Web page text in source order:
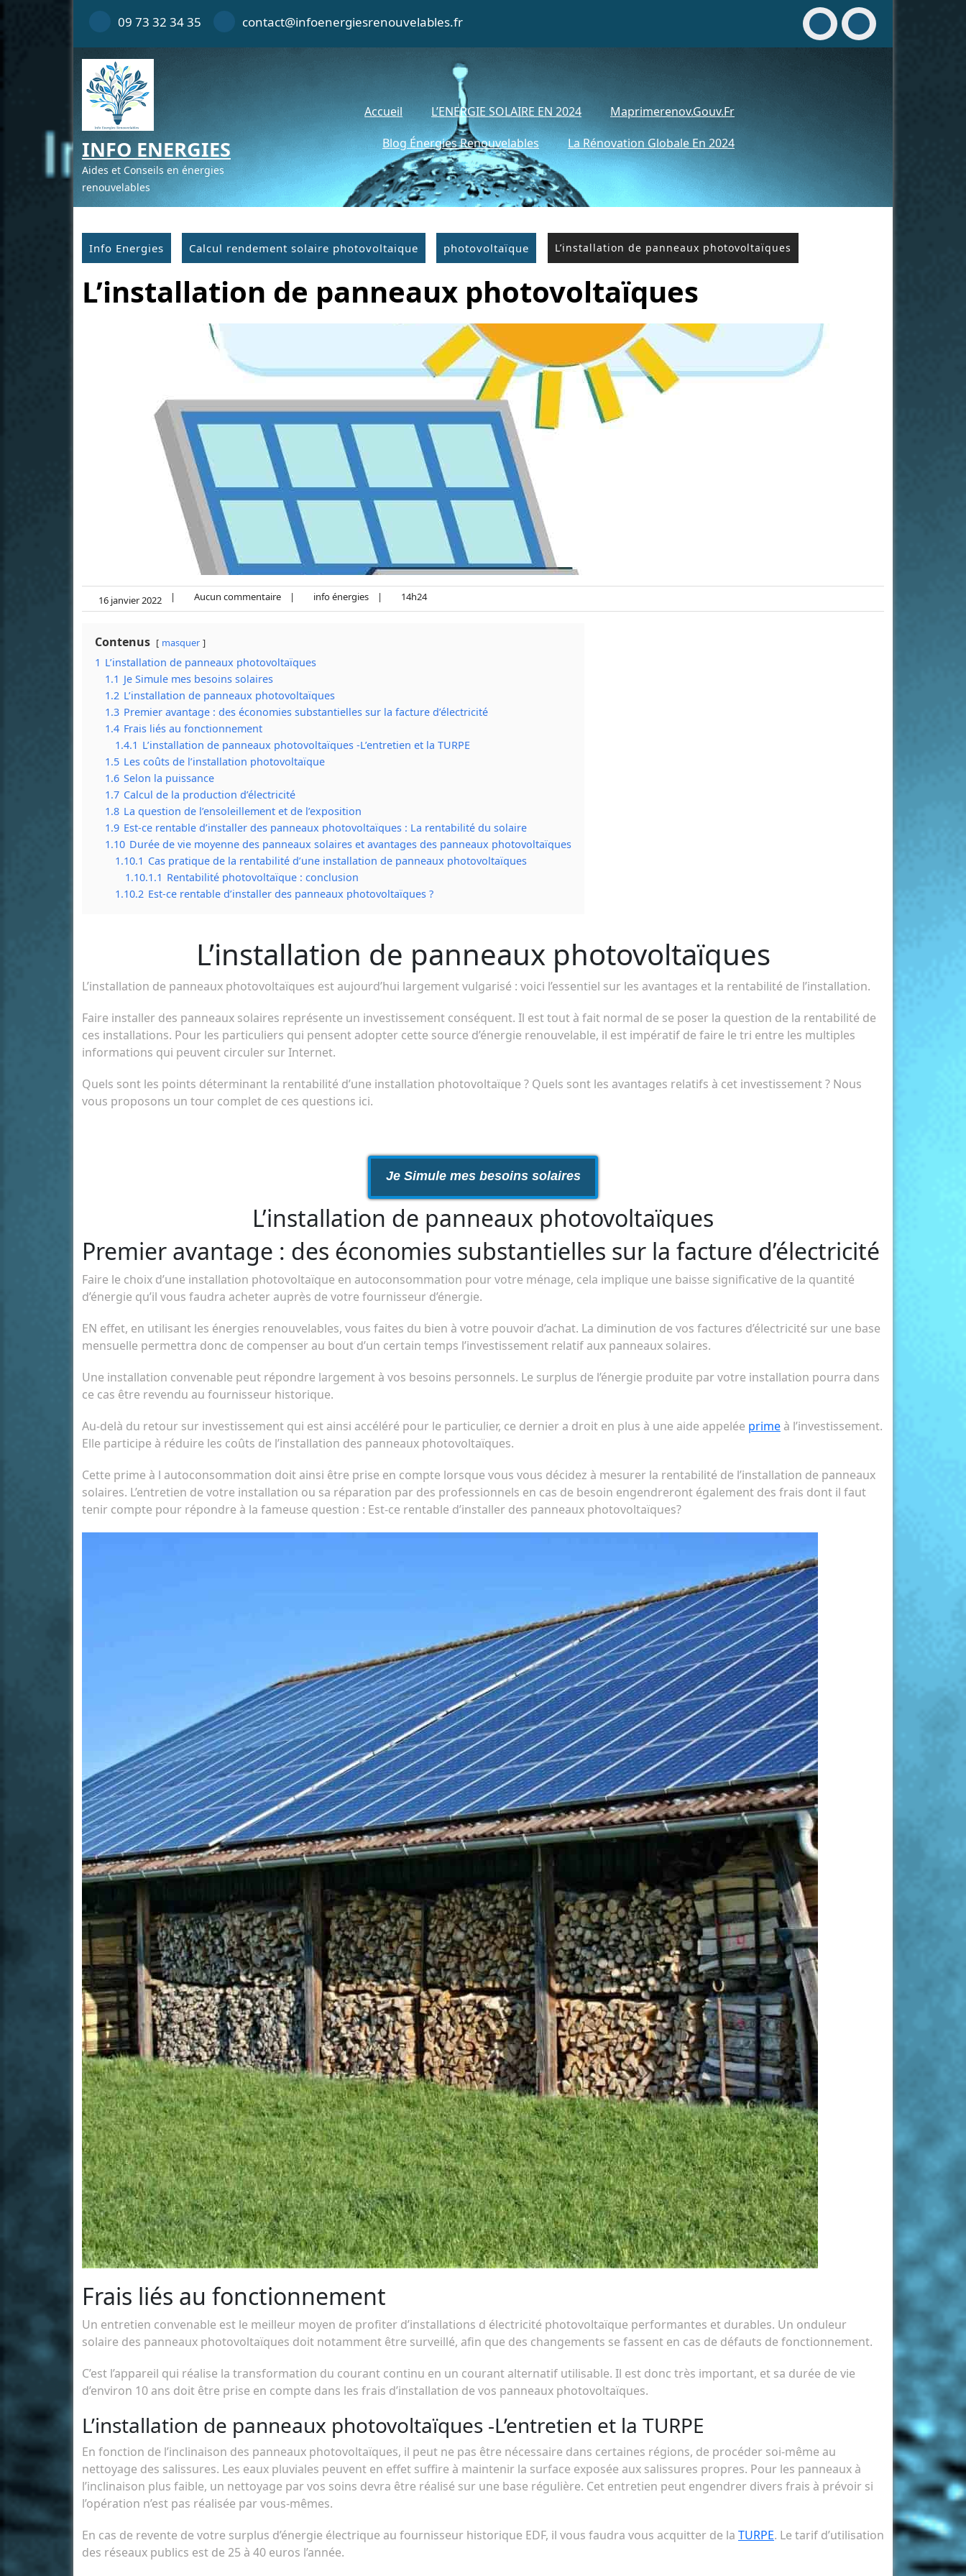
09 73 32 34 35 contact@infoenergiesrenouvelables.fr
INFO ENERGIES
Aides et Conseils en énergies
renouvelables
Accueil L’ENERGIE SOLAIRE EN 2024
Maprimerenov.gouv.fr
Blog Énergies Renouvelables
La Rénovation Globale En 2024
Info Energies Calcul rendement solaire photovoltaique photovoltaïque L’installation de panneaux photovoltaïques
L’installation de panneaux photovoltaïques
16 janvier 2022 | Aucun commentaire | info énergies | 14h24
Contenus masquer
1 L’installation de panneaux photovoltaïques
1.1 Je Simule mes besoins solaires
1.2 L’installation de panneaux photovoltaïques
1.3 Premier avantage : des économies substantielles sur la facture d’électricité
1.4 Frais liés au fonctionnement
1.4.1 L’installation de panneaux photovoltaïques -L’entretien et la TURPE
1.5 Les coûts de l’installation photovoltaïque
1.6 Selon la puissance
1.7 Calcul de la production d’électricité
1.8 La question de l’ensoleillement et de l’exposition
1.9 Est-ce rentable d’installer des panneaux photovoltaïques : La rentabilité du solaire
1.10 Durée de vie moyenne des panneaux solaires et avantages des panneaux photovoltaïques
1.10.1 Cas pratique de la rentabilité d’une installation de panneaux photovoltaïques
1.10.1.1 Rentabilité photovoltaïque : conclusion
1.10.2 Est-ce rentable d’installer des panneaux photovoltaïques ?
L’installation de panneaux photovoltaïques
L’installation de panneaux photovoltaïques est aujourd’hui largement vulgarisé : voici l’essentiel sur les avantages et la rentabilité de l’installation.
Faire installer des panneaux solaires représente un investissement conséquent. Il est tout à fait normal de se poser la question de la rentabilité de
ces installations. Pour les particuliers qui pensent adopter cette source d’énergie renouvelable, il est impératif de faire le tri entre les multiples
informations qui peuvent circuler sur Internet.
Quels sont les points déterminant la rentabilité d’une installation photovoltaïque ? Quels sont les avantages relatifs à cet investissement ? Nous
vous proposons un tour complet de ces questions ici.
Je Simule mes besoins solaires
L’installation de panneaux photovoltaïques
Premier avantage : des économies substantielles sur la facture d’électricité
Faire le choix d’une installation photovoltaïque en autoconsommation pour votre ménage, cela implique une baisse significative de la quantité
d’énergie qu’il vous faudra acheter auprès de votre fournisseur d’énergie.
EN effet, en utilisant les énergies renouvelables, vous faites du bien à votre pouvoir d’achat. La diminution de vos factures d’électricité sur une base
mensuelle permettra donc de compenser au bout d’un certain temps l’investissement relatif aux panneaux solaires.
Une installation convenable peut répondre largement à vos besoins personnels. Le surplus de l’énergie produite par votre installation pourra dans
ce cas être revendu au fournisseur historique.
Au-delà du retour sur investissement qui est ainsi accéléré pour le particulier, ce dernier a droit en plus à une aide appelée prime à l’investissement.
Elle participe à réduire les coûts de l’installation des panneaux photovoltaïques.
Cette prime à l autoconsommation doit ainsi être prise en compte lorsque vous vous décidez à mesurer la rentabilité de l’installation de panneaux
solaires. L’entretien de votre installation ou sa réparation par des professionnels en cas de besoin engendreront également des frais dont il faut
tenir compte pour répondre à la fameuse question : Est-ce rentable d’installer des panneaux photovoltaïques?
Frais liés au fonctionnement
Un entretien convenable est le meilleur moyen de profiter d’installations d électricité photovoltaïque performantes et durables. Un onduleur
solaire des panneaux photovoltaïques doit notamment être surveillé, afin que des changements se fassent en cas de défauts de fonctionnement.
C’est l’appareil qui réalise la transformation du courant continu en un courant alternatif utilisable. Il est donc très important, et sa durée de vie
d’environ 10 ans doit être prise en compte dans les frais d’installation de vos panneaux photovoltaïques.
L’installation de panneaux photovoltaïques -L’entretien et la TURPE
En fonction de l’inclinaison des panneaux photovoltaïques, il peut ne pas être nécessaire dans certaines régions, de procéder soi-même au
nettoyage des salissures. Les eaux pluviales peuvent en effet suffire à maintenir la surface exposée aux salissures propres. Pour les panneaux à
l’inclinaison plus faible, un nettoyage par vos soins devra être réalisé sur une base régulière. Cet entretien peut engendrer divers frais à prévoir si
l’opération n’est pas réalisée par vous-mêmes.
En cas de revente de votre surplus d’énergie électrique au fournisseur historique EDF, il vous faudra vous acquitter de la TURPE. Le tarif d’utilisation
des réseaux publics est de 25 à 40 euros l’année.